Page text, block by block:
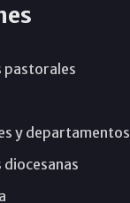
pastorales
y departamentos
diocesanas